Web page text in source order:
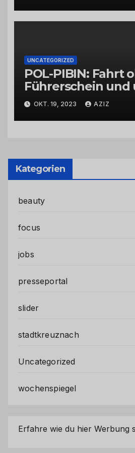
UNCATEGORIZED
POL-PIBIN: Fahrt
Führerschein und
Einfluss von
OKT. 19, 2023 AZIZ
Kategorien
beauty
focus
jobs
presseportal
slider
stadtkreuznach
Uncategorized
wochenspiegel
Erfahre wie du hier Werbung